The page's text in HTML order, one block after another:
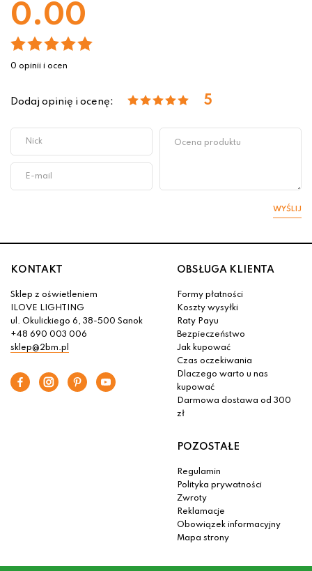
0.00
0 opinii i ocen
Dodaj opinię i ocenę: 5
WYŚLIJ
KONTAKT
Sklep z oświetleniem
ILOVE LIGHTING
ul. Okulickiego 6, 38-500 Sanok
+48 690 003 006
sklep@2bm.pl
OBSŁUGA KLIENTA
Formy płatności
Koszty wysyłki
Raty Payu
Bezpieczeństwo
Jak kupować
Czas oczekiwania
Dlaczego warto u nas
kupować
Darmowa dostawa od 300
zł
POZOSTAŁE
Regulamin
Polityka prywatności
Zwroty
Reklamacje
Obowiązek informacyjny
Mapa strony